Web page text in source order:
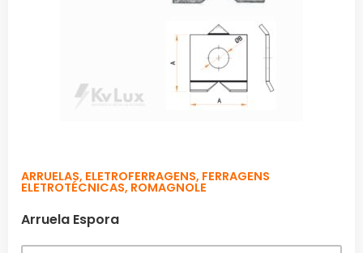
ARRUELAS, ELETROFERRAGENS, FERRAGENS
ELETROTÉCNICAS, ROMAGNOLE
Arruela Espora